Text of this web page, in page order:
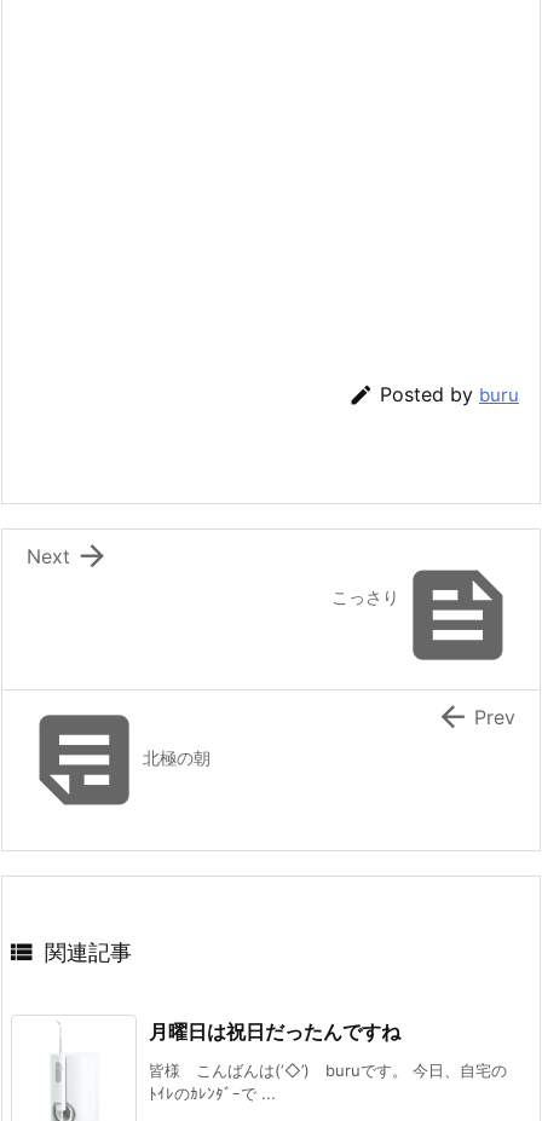
 Posted by buru

こっさり

Next
北極の朝
 Prev
 関連記事
月曜日は祝日だったんですね
皆様 こんばんは(‘◇’)ゞburuです。 今日、自宅の
ﾄｲﾚのｶﾚﾝﾀﾞｰで ...